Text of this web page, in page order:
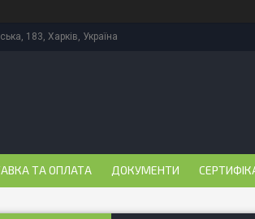
183, Харків, Україна
ТА ОПЛАТА ДОКУМЕНТИ